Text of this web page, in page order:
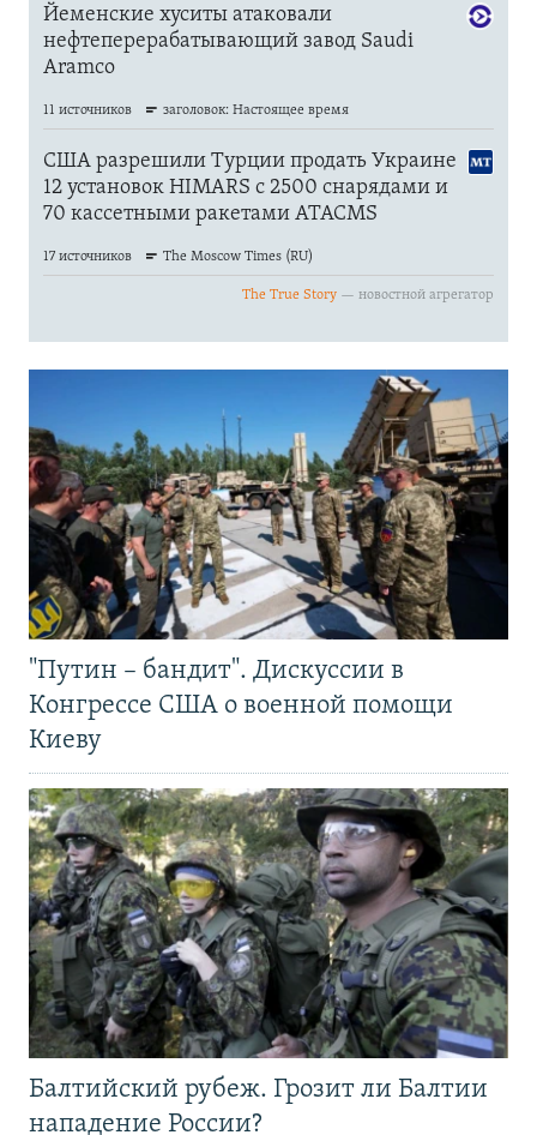
"Путин – бандит". Дискуссии в
Конгрессе США о военной помощи
Киеву
Балтийский рубеж. Грозит ли Балтии
нападение России?